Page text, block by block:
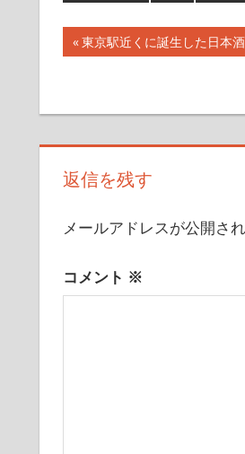
投
ナ
ビ
ゲ
ー
ョ
前
の
東京駅近くに誕生した日本
返信を残す
メールアドレスが公開さ
コメント ※